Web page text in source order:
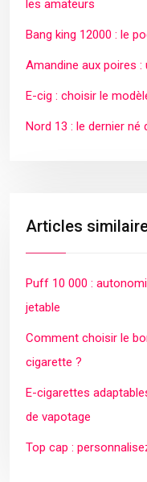
les amateurs
Bang king 12000 : le
Amandine aux poires
E-cig : choisir le
Nord 13 : le dernier
Articles
Puff 10 000 :
jetable
Comment choisir le
cigarette ?
E-cigarettes
de vapotage
Top cap :